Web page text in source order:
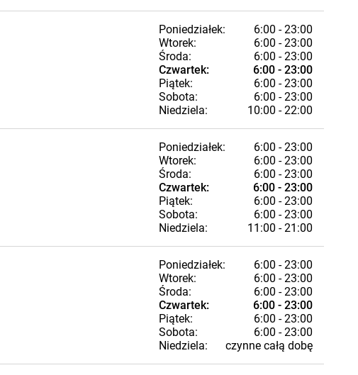
Poniedziałek:
6:00 - 23:00
Wtorek:
6:00 - 23:00
Środa:
6:00 - 23:00
Czwartek:
6:00 - 23:00
Piątek:
6:00 - 23:00
Sobota:
6:00 - 23:00
Niedziela:
10:00 - 22:00
Poniedziałek:
6:00 - 23:00
Wtorek:
6:00 - 23:00
Środa:
6:00 - 23:00
Czwartek:
6:00 - 23:00
Piątek:
6:00 - 23:00
Sobota:
6:00 - 23:00
Niedziela:
11:00 - 21:00
Poniedziałek:
6:00 - 23:00
Wtorek:
6:00 - 23:00
Środa:
6:00 - 23:00
Czwartek:
6:00 - 23:00
Piątek:
6:00 - 23:00
Sobota:
6:00 - 23:00
Niedziela:
czynne całą dobę